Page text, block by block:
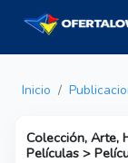
Inicio
Colección, Arte,
Películas >